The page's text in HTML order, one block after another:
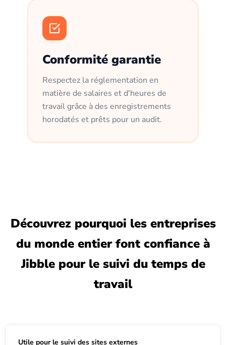
Conformité garantie
Respectez la réglementation en
matière de salaires et d'heures de
travail grâce à des enregistrements
horodatés et prêts pour un audit.
Découvrez pourquoi les entreprises
du monde entier font confiance à
Jibble pour le suivi du temps de
travail
Utile pour le suivi des sites externes